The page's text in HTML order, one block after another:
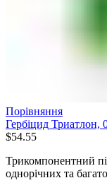
Порівняння
Гербіцид Триатлон,
$54.55
Трикомпонентний
однорічних та